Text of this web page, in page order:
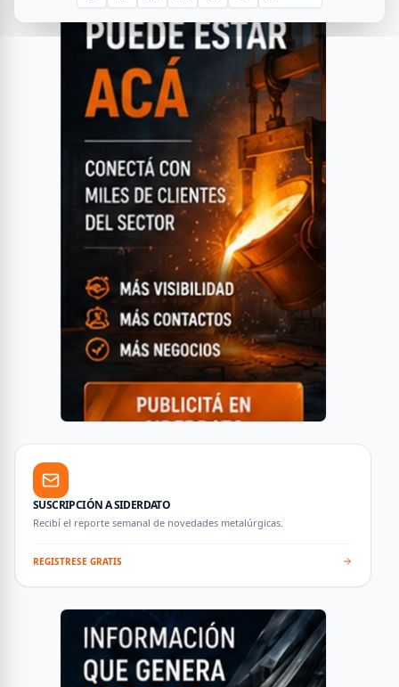
SUSCRIPCIÓN A SIDERDATO
Recibí el reporte semanal de novedades metalúrgicas.
REGISTRESE GRATIS